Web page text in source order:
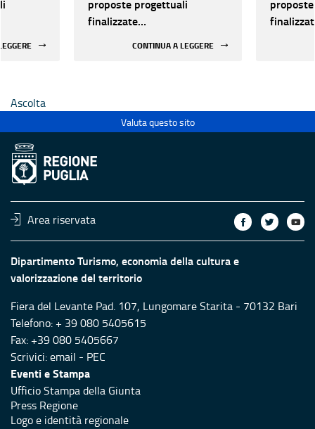
proposte progettuali
finalizzate
CONTINUA A LEGGERE
Ascolta
Valuta questo sito
Area riservata
Dipartimento Turismo, economia della cultura e
valorizzazione del territorio
Fiera del Levante Pad. 107, Lungomare Starita - 70132 Bari
Telefono: + 39 080 5405615
Fax: +39 080 5405667
Scrivici:email - PEC
Eventi e Stampa
Ufficio Stampa della Giunta
Press Regione
Logo e identità regionale